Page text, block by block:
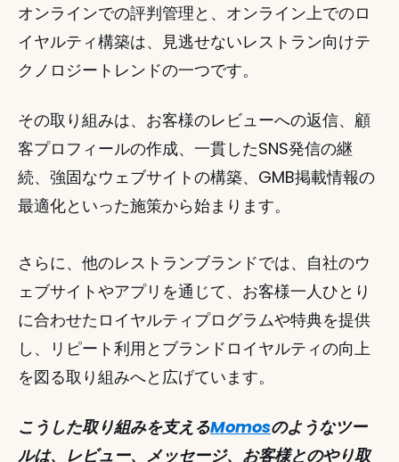
オンラインでの評判管理と、オンライン上でのロ
イヤルティ構築は、見逃せないレストラン向けテ
クノロジートレンドの一つです。
その取り組みは、お客様のレビューへの返信、顧
客プロフィールの作成、一貫したSNS発信の継
続、強固なウェブサイトの構築、GMB掲載情報の
最適化といった施策から始まります。
さらに、他のレストランブランドでは、自社のウ
ェブサイトやアプリを通じて、お客様一人ひとり
に合わせたロイヤルティプログラムや特典を提供
し、リピート利用とブランドロイヤルティの向上
を図る取り組みへと広げています。
こうした取り組みを支えるMomosのようなツー
ルは、レビュー、メッセージ、お客様とのやり取